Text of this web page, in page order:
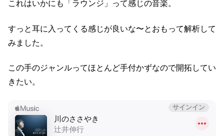
これはいかにも「ラウンジ」って感じの音楽。
すっと耳に入ってくる感じが良いな〜とおもって解析して
みました。
この手のジャンルってほとんど手付かずなので開拓してい
きたい。